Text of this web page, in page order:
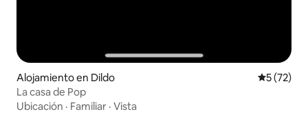
Alojamiento en Dildo
5 (72)
La casa de Pop
Ubicación · Familiar · Vista